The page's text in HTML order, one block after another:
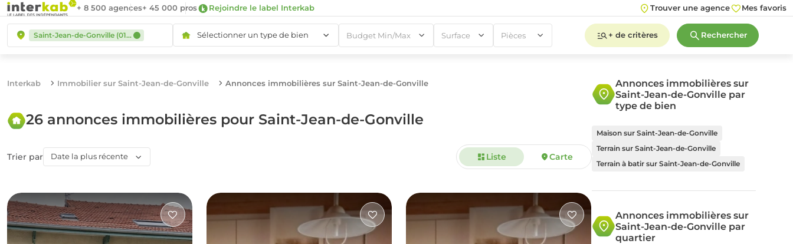
+ 8 500 agences+ 45 000 pros Rejoindre le label Interkab Trouver une agence Mes favoris
Saint-Jean-de-Gonville (01630) Sélectionner un type de bien Budget Min/Max Surface Pièces
5+
2 3 4 5+
+ de critères Rechercher
Interkab Immobilier sur Saint-Jean-de-Gonville Annonces immobilières sur Saint-Jean-de-Gonville
26 annonces immobilières pour Saint-Jean-de-Gonville
Trier par Date la plus récente Liste Carte
Annonces immobilières sur
Saint-Jean-de-Gonville par
type de bien
Maison sur Saint-Jean-de-Gonville
Terrain sur Saint-Jean-de-Gonville
Terrain à batir sur Saint-Jean-de-Gonville
Annonces immobilières sur
Saint-Jean-de-Gonville par
quartier